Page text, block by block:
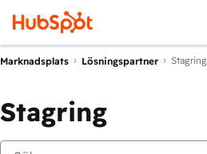
Marknadsplats Lösningspartner Stagring
Stagring